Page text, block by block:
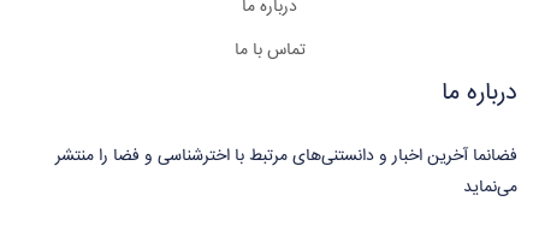
درباره ما
تماس با ما
درباره ما
فضانما آخرین اخبار و دانستنی‌های مرتبط با اخترشناسی و فضا را منتشر
می‌نماید